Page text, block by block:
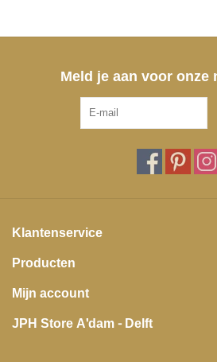
Meld je aan voor
Klantenservice
Producten
Mijn account
JPH Store A'dam - Delft